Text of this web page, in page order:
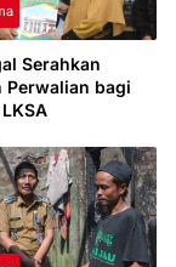
Serahkan
Perwalian bagi